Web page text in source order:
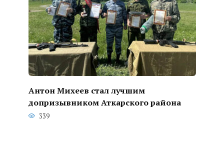
Антон Михеев стал лучшим
допризывником Аткарского района
339